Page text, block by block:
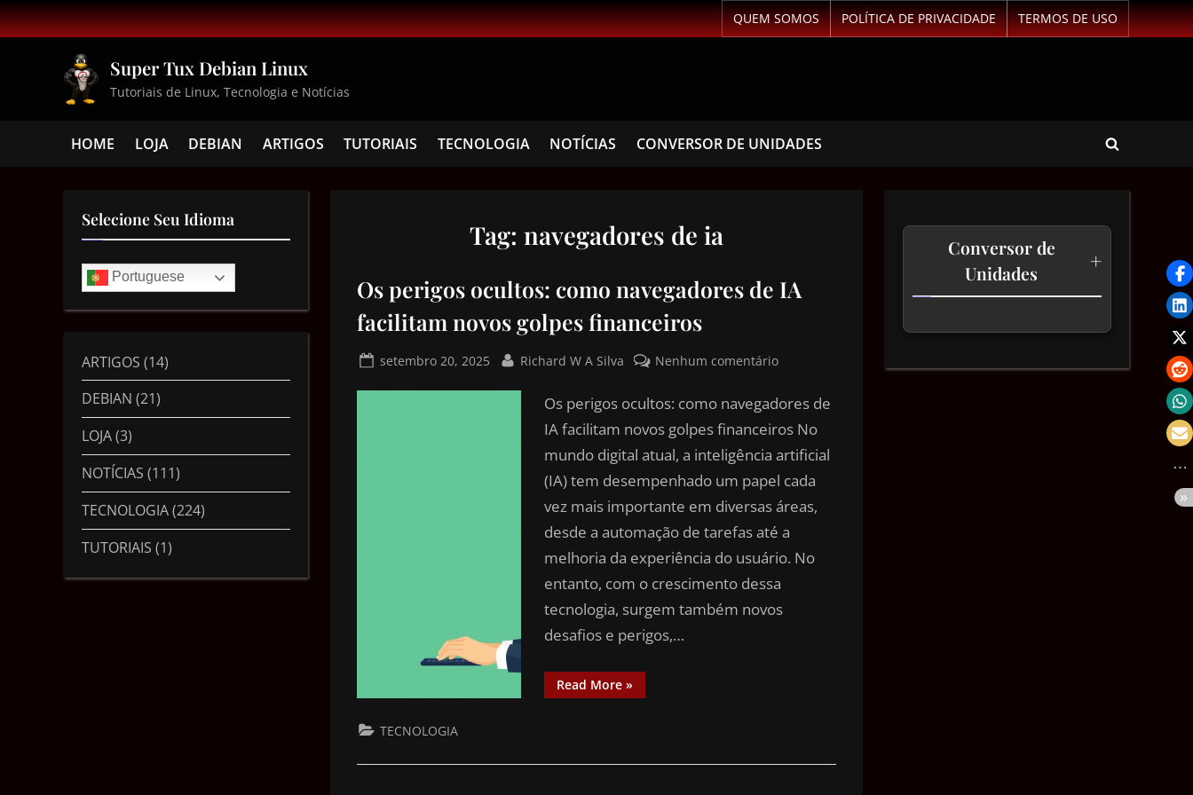
QUEM SOMOS POLÍTICA DE PRIVACIDADE TERMOS DE USO
Super Tux Debian Linux
Tutoriais de Linux, Tecnologia e Notícias
HOME LOJA DEBIAN ARTIGOS TUTORIAIS TECNOLOGIA NOTÍCIAS CONVERSOR DE UNIDADES
Tag: navegadores de ia
Os perigos ocultos: como navegadores de IA
facilitam novos golpes financeiros
setembro 20, 2025 Richard W A Silva Nenhum comentário
Os perigos ocultos: como navegadores de
IA facilitam novos golpes financeiros No
mundo digital atual, a inteligência artificial
(IA) tem desempenhado um papel cada
vez mais importante em diversas áreas,
desde a automação de tarefas até a
melhoria da experiência do usuário. No
entanto, com o crescimento dessa
tecnologia, surgem também novos
desafios e perigos,…
Read More»
TECNOLOGIA
Selecione Seu Idioma
Portuguese
ARTIGOS (14)
DEBIAN (21)
LOJA(3)
NOTÍCIAS (111)
TECNOLOGIA(224)
TUTORIAIS (1)
Conversor de
Unidades
+
Comprimento